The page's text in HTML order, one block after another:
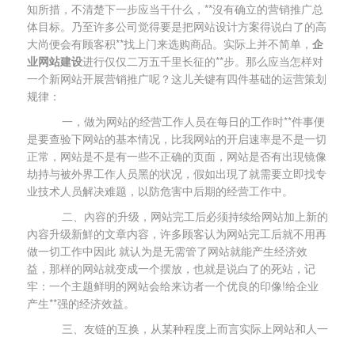
知所措，不清楚下一步应当干什么，**沒有确立的营销推广总
体目标。乃至许多公司觉得要是把网站设计方案得说白了的高
大尚便会有顾客积**找上门来选购商品。实际上并不简单， 企
业网站建设进行仅仅二万五千里长征的**步。那么应当怎样对
一个新网站开展营销推广呢？这儿关键有四件基础的运营策划
规律：
一，做为网站的经营工作人员在每日的工作时**件事便
是要查验下网站的基本情况，比我网站的开启速率是不是一切
正常，网站是不是有一些不正确的页面，网站是否有出現镜像
劫持与被外界工作人员黑的状况，假如出現了就需要立即找专
业技术人员解决难题，以防危害中后期的经营工作中。
二、內容的升级，网站完工后必须持续给网站加上新的
內容升级新鮮的文章内容，许多顾客认为网站完工后就不用再
做一切工作中因此 就认为是无需管了网站就能产生经济效
益，那样的网站就变成一个摆放，也就是说白了的死站，记
牢：一个主题鲜明的网站会给来访者一个优良的印像!给企业
产生**强的经济效益。
三、友链的互换，从某种程度上而言实际上网站和人一